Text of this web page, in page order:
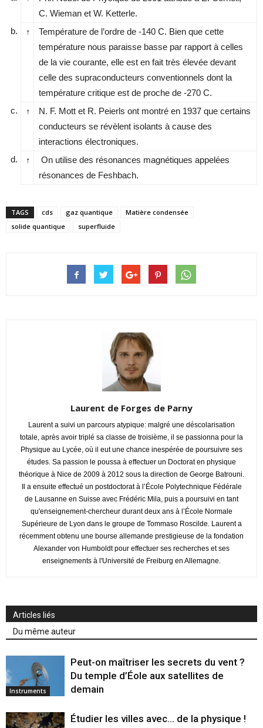
C. Wieman et W. Ketterle.
b.
↑
Température de l’ordre de -140 C. Bien que cette
température nous paraisse basse par rapport à celles
de la vie courante, elle est en fait très élevée devant
celle des supraconducteurs conventionnels dont la
température critique est de proche de -270 C.
c.
↑
N. F. Mott et R. Peierls ont montré en 1937 que certains
conducteurs se révèlent isolants à cause des
interactions électroniques.
d.
↑
On utilise des résonances magnétiques appelées
résonances de Feshbach.
TAGS cds gaz quantique
Matière condensée
solide quantique
superfluide
Laurent de Forges de Parny
Laurent a suivi un parcours atypique: malgré une déscolarisation
totale, après avoir triplé sa classe de troisième, il se passionna pour la
Physique au Lycée, où il eut une chance inespérée de poursuivre ses
études. Sa passion le poussa à effectuer un Doctorat en physique
théorique à Nice de 2009 à 2012 sous la direction de George Batrouni.
Il a ensuite effectué un postdoctorat à l’École Polytechnique Fédérale
de Lausanne en Suisse avec Frédéric Mila, puis a poursuivi en tant
qu'enseignement-chercheur durant deux ans à l’École Normale
Supérieure de Lyon dans le groupe de Tommaso Roscilde. Laurent a
récemment obtenu une bourse allemande prestigieuse de la fondation
Alexander von Humboldt pour effectuer ses recherches et ses
enseignements à l'Université de Freiburg en Allemagne.
Articles liés
Du même auteur
Instruments
Peut-on maîtriser les secrets du vent ?
Du temple d’Éole aux satellites de
demain
Étudier les villes avec… de la physique !